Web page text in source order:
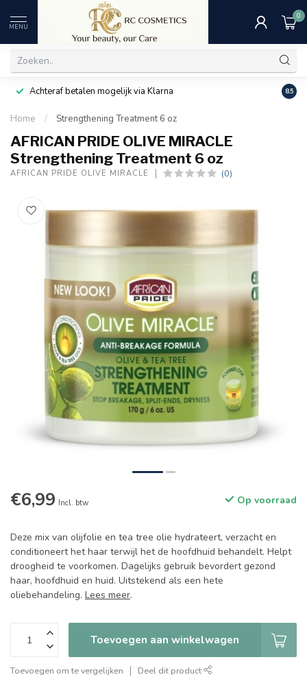
MENU
0
Achteraf betalen mogelijk via Klarna 8.5
Home / Strengthening Treatment 6 oz
AFRICAN PRIDE OLIVE MIRACLE
Strengthening Treatment 6 oz
AFRICAN PRIDE OLIVE MIRACLE (0)
€6,99 Incl. btw Op voorraad
Deze mix van olijfolie en tea tree olie hydrateert, verzacht en
conditioneert het haar terwijl het de hoofdhuid behandelt. Helpt
droogheid te voorkomen. Dagelijks gebruik bevordert gezond
haar, hoofdhuid en huid. Uitstekend als een hete
oliebehandeling. Lees meer.
Toevoegen aan winkelwagen
Toevoegen om te vergelijken Deel dit product